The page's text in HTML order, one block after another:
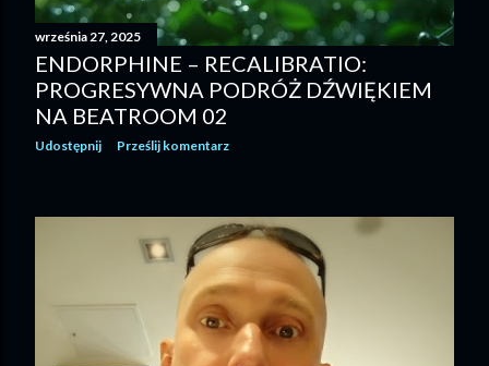
września 27, 2025
ENDORPHINE – RECALIBRATIO:
PROGRESYWNA PODRÓŻ DŹWIĘKIEM
NA BEATROOM 02
Udostępnij Prześlij komentarz